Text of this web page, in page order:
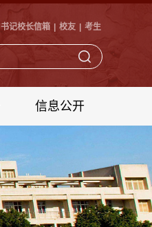
书记校长信箱 | 校友 | 考生
信息公开